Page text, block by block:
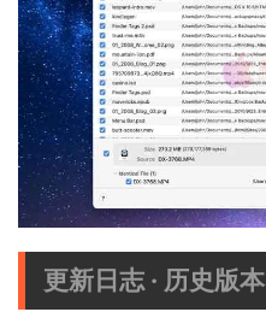
更新日志 · 历史版本